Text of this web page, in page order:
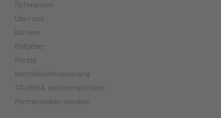
Referenzen
Über uns
Karriere
Ratgeber
Presse
Immobilienfinanzierung
TAURIBA weiterempfehlen!
Partnermakler werden!